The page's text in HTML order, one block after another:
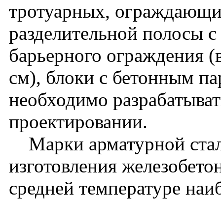
тротуарных,
разделительной полосы
барьерного ограждения
см), блоки с бетонным
необходимо
проектировании.
Марки арматурной
изготовления
средней температуре